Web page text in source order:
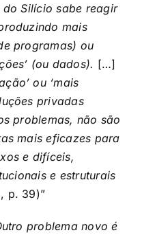
Silício sabe reagir
mais
programas) ou
(ou dados). […]
ou ‘mais
privadas
problemas, não são
mais eficazes para
e difíceis,
e estruturais
p. 39)”
problema novo é